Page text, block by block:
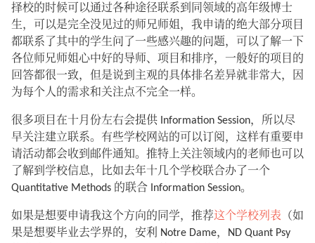
择校的时候可以通过各种途径联系到同领域的高年级博士
生，可以是完全没见过的师兄师姐，我申请的绝大部分项目
都联系了其中的学生问了一些感兴趣的问题，可以了解一下
各位师兄师姐心中好的导师、项目和排序，一般好的项目的
回答都很一致，但是说到主观的具体排名差异就非常大，因
为每个人的需求和关注点不完全一样。
很多项目在十月份左右会提供 Information Session，所以尽
早关注建立联系。有些学校网站的可以订阅，这样有重要申
请活动都会收到邮件通知。推特上关注领域内的老师也可以
了解到学校信息，比如去年十几个学校联合办了一个
Quantitative Methods 的联合 Information Session。
如果是想要申请我这个方向的同学，推荐这个学校列表 （如
果是想要毕业去学界的，安利 Notre Dame，ND Quant Psy